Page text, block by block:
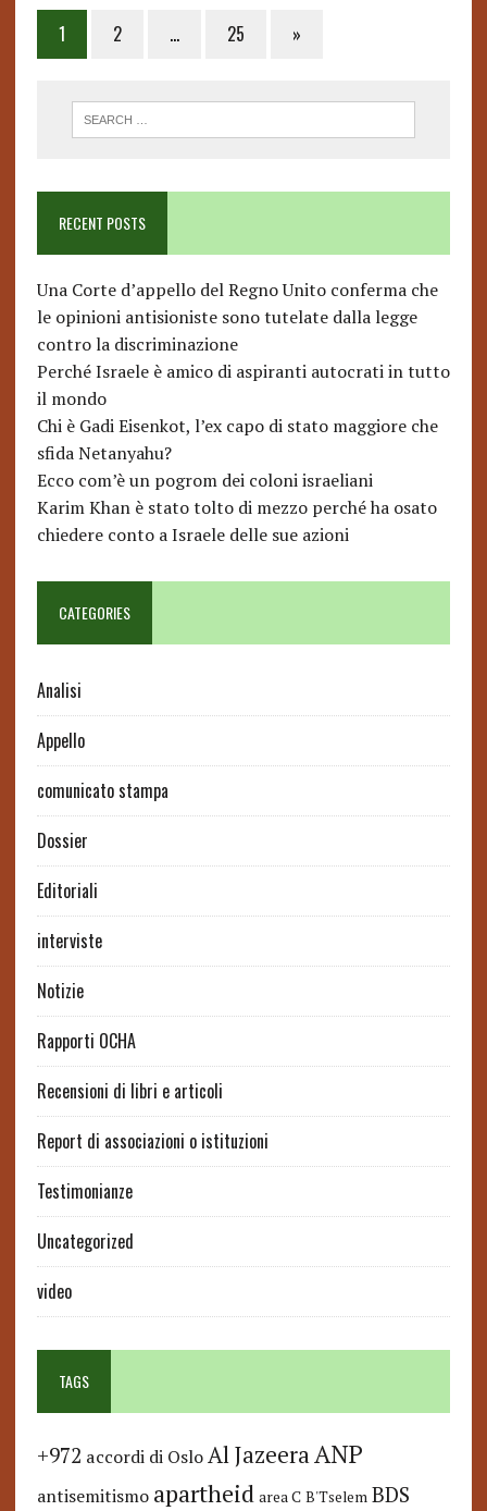
1 2 … 25 »
RECENT POSTS
Una Corte d’appello del Regno Unito conferma che
le opinioni antisioniste sono tutelate dalla legge
contro la discriminazione
Perché Israele è amico di aspiranti autocrati in tutto
il mondo
Chi è Gadi Eisenkot, l’ex capo di stato maggiore che
sfida Netanyahu?
Ecco com’è un pogrom dei coloni israeliani
Karim Khan è stato tolto di mezzo perché ha osato
chiedere conto a Israele delle sue azioni
CATEGORIES
Analisi
Appello
comunicato stampa
Dossier
Editoriali
interviste
Notizie
Rapporti OCHA
Recensioni di libri e articoli
Report di associazioni o istituzioni
Testimonianze
Uncategorized
video
TAGS
+972 accordi di Oslo Al JazeeraANP
antisemitismo apartheid area C B'Tselem BDS